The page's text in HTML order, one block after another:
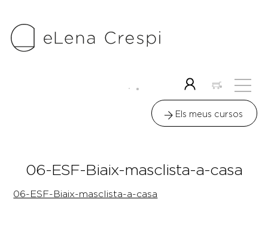
content
label
Els meus cursos
06-ESF-Biaix-masclista-a-casa
06-ESF-Biaix-masclista-a-casa